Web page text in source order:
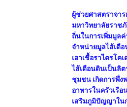
ผู้ช่วยศาสตราจา
มหาวิทยาลัยราช
ถิ่นในการเพิ่มมูล
จำหน่ายมูลไส้เดื
เอาเชื้อราไตรโ
ไส้เดือนดินเป็นลิ
ชุมชน เกิดการพึ่ง
อาหารในครัวเรื
เสริมภูมิปัญญาใน